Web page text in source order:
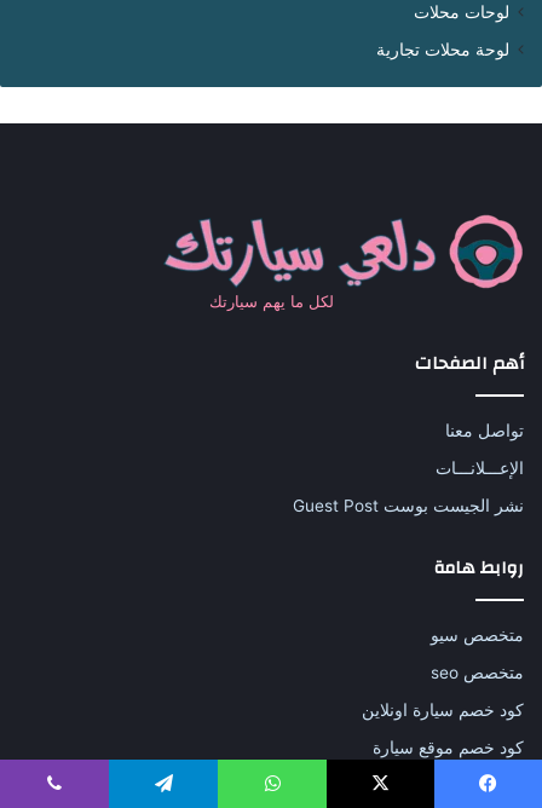
لوحات محلات
لوحة محلات تجارية
لكل ما يهم سيارتك
أهم الصفحات
تواصل معنا
الإعـــلانـــات
نشر الجيست بوست Guest Post
روابط هامة
متخصص سيو
متخصص seo
كود خصم سيارة اونلاين
كود خصم موقع سيارة
فطور دايت